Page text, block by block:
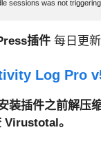
插件 每日更新
Log Pro
装插件之前解压
Virustotal。